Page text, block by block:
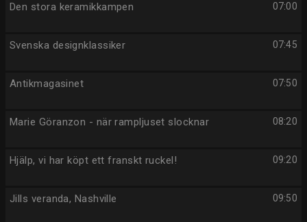
07:00
Den stora keramikkampen
07:45
Svenska designklassiker
07:50
Antikmagasinet
08:20
Marie Göranzon - när rampljuset slocknar
09:20
Hjälp, vi har köpt ett franskt ruckel!
09:50
Jills veranda, Nashville